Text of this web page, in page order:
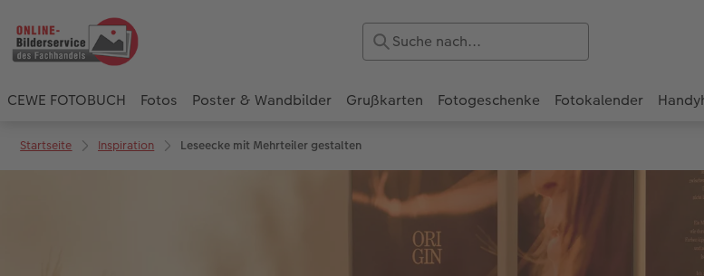
CEWE FOTOBUCH Fotos Poster & Wandbilder Grußkarten Fotogeschenke Fotokalender
Startseite Inspiration Leseecke mit Mehrteiler gestalten